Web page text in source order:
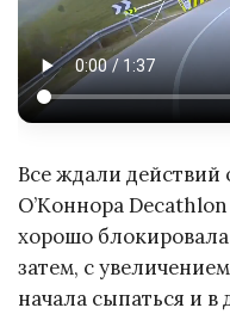
Все ждали действий
О’Коннора
хорошо
затем, с
начала сыпаться и